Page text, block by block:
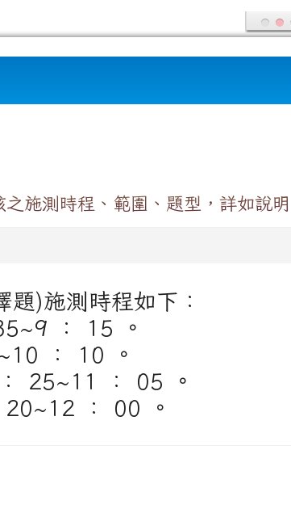
施測時程、範圍、題型，詳如說明
)施測時程如下：
： 15 。
： 10 。
25~11 ： 05 。
20~12 ： 00 。